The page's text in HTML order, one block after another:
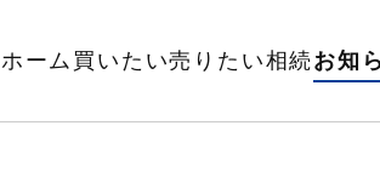
ホーム 買いたい売りたい相続お知